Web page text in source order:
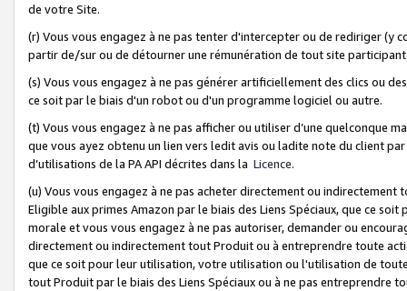
de votre Site.
(r) Vous vous engagez à ne pas tenter d'intercepter ou de rediriger
partir de/sur ou de détourner une rémunération de tout site
(s) Vous vous engagez à ne pas générer artificiellement des clics ou
ce soit par le biais d'un robot ou d'un programme logiciel ou autre.
(t) Vous vous engagez à ne pas afficher ou utiliser d’une quelconque
que vous ayez obtenu un lien vers ledit avis ou ladite note du client
d’utilisations de la PA API décrites dans la Licence.
(u) Vous vous engagez à ne pas acheter directement ou
Eligible aux primes Amazon par le biais des Liens Spéciaux, que ce
morale et vous vous engagez à ne pas autoriser, demander ou
directement ou indirectement tout Produit ou à entreprendre toute
que ce soit pour leur utilisation, votre utilisation ou l'utilisation de
tout Produit par le biais des Liens Spéciaux ou à ne pas entreprendre